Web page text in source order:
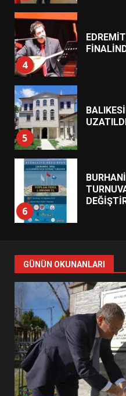
4
5
6
7
YENİ
1
GÜNÜN OKUNANLARI